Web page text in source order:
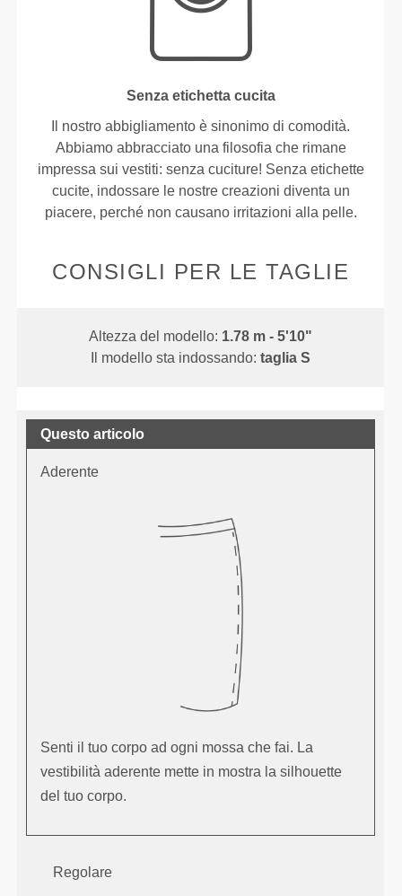
Senza etichetta cucita
Il nostro abbigliamento è sinonimo di comodità.
Abbiamo abbracciato una filosofia che rimane
impressa sui vestiti: senza cuciture! Senza etichette
cucite, indossare le nostre creazioni diventa un
piacere, perché non causano irritazioni alla pelle.
CONSIGLI PER LE TAGLIE
Altezza del modello: 1.78 m - 5'10"
Il modello sta indossando:taglia S
Questo articolo
Aderente
Senti il tuo corpo ad ogni mossa che fai. La
vestibilità aderente mette in mostra la silhouette
del tuo corpo.
Regolare